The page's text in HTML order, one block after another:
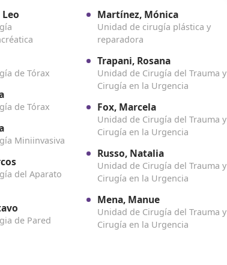
de Tórax
de Tórax
Miniinvasiva
del Aparato
de Pared
Martínez, Mónica
Unidad de cirugía plástica y
reparadora
Trapani, Rosana
Unidad de Cirugía del Trauma y
Cirugía en la Urgencia
Fox, Marcela
Unidad de Cirugía del Trauma y
Cirugía en la Urgencia
Russo, Natalia
Unidad de Cirugía del Trauma y
Cirugía en la Urgencia
Mena, Manue
Unidad de Cirugía del Trauma y
Cirugía en la Urgencia